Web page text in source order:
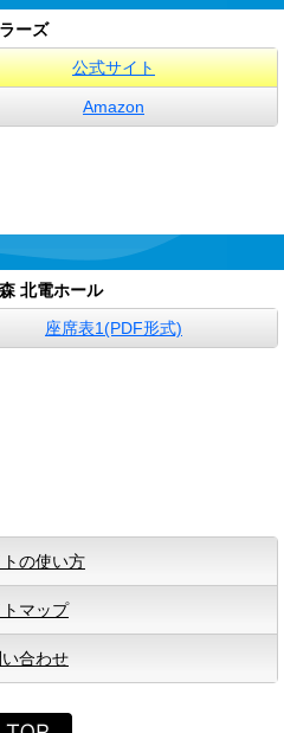
ーズ
公式サイト
Amazon
北電ホール
座席表1(PDF形式)
の使い方
マップ
合わせ